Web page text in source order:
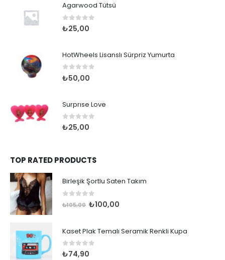
Agarwood Tütsü
0 out of 5
₺25,00
HotWheels Lisanslı Sürpriz Yumurta
0 out of 5
₺50,00
Surprıse Love
0 out of 5
₺25,00
TOP RATED PRODUCTS
Birleşik Şortlu Saten Takım
out of 5
₺105,00 Orijinal
₺100,00
Kaset Plak Temalı Seramik Renkli Kupa
0 out of 5
₺74,90